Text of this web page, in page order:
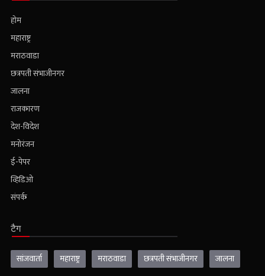
होम
महाराष्ट्र
मराठवाडा
छत्रपती संभाजीनगर
जालना
राजकारण
देश-विदेश
मनोरंजन
ई-पेपर
व्हिडिओ
संपर्क
टैग
सांजवार्ता महाराष्ट्र मराठवाडा छत्रपती संभाजीनगर जालना